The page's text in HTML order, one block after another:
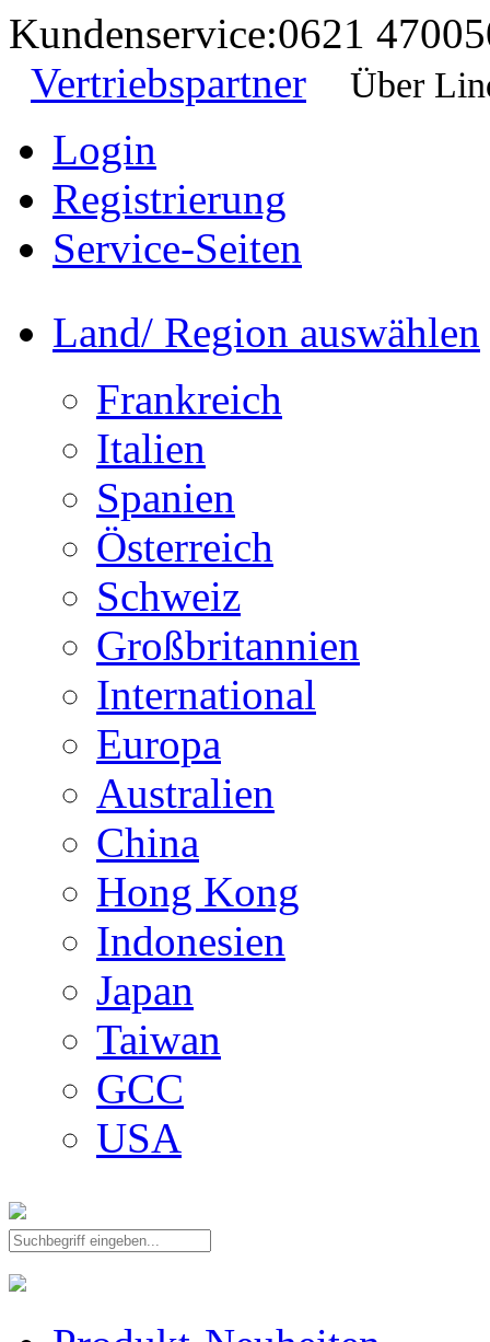
Kundenservice:0621
Vertriebspartner
Über
Login
Registrierung
Service-Seiten
Land/ Region auswählen
Frankreich
Italien
Spanien
Österreich
Schweiz
Großbritannien
International
Europa
Australien
China
Hong Kong
Indonesien
Japan
Taiwan
GCC
USA